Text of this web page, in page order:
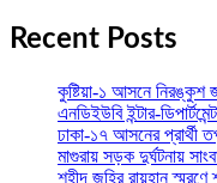
Recent Posts
কুষ্টিয়া-১ আসনে
এনডিইউবি ইন্টার-
ঢাকা-১৭ আসনের প্রার্থী
মাগুরায় সড়ক দুর্ঘটনায়
শহীদ জহির রায়হান স্মরণে